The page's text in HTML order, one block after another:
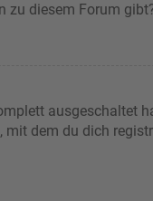
diesem Forum
ausgeschaltet
dem du dich